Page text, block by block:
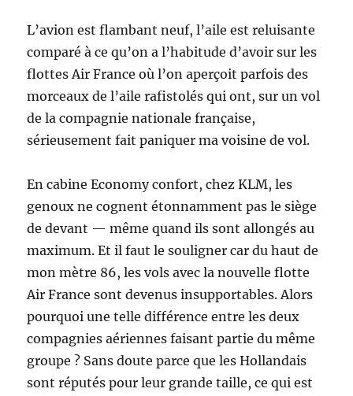
L’avion est flambant neuf, l’aile est reluisante
comparé à ce qu’on a l’habitude d’avoir sur les
flottes Air France où l’on aperçoit parfois des
morceaux de l’aile rafistolés qui ont, sur un vol
de la compagnie nationale française,
sérieusement fait paniquer ma voisine de vol.
En cabine Economy confort, chez KLM, les
genoux ne cognent étonnamment pas le siège
de devant — même quand ils sont allongés au
maximum. Et il faut le souligner car du haut de
mon mètre 86, les vols avec la nouvelle flotte
Air France sont devenus insupportables. Alors
pourquoi une telle différence entre les deux
compagnies aériennes faisant partie du même
groupe ? Sans doute parce que les Hollandais
sont réputés pour leur grande taille, ce qui est